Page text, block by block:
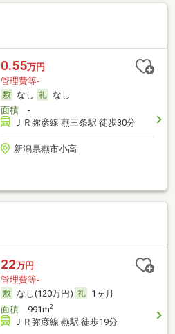
0.55万円
管理費等-
なし
なし
面積-
ＪＲ弥彦線 燕三条駅 徒歩30分
新潟県燕市小高
22万円
管理費等-
なし(120万円)
1ヶ月
面積991m2
ＪＲ弥彦線 燕駅 徒歩19分